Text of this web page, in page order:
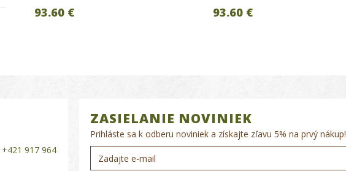
93.60 € 93.60 €
+421 917 964
ZASIELANIE NOVINIEK
Prihláste sa k odberu noviniek a získajte zľavu 5% na prvý nákup!